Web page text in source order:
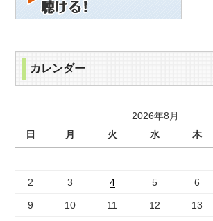
カレンダー
2026年8月
日
月 火 水 木
2 3 4 5 6
9 10 11 12 13